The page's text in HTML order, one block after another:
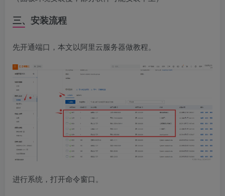
三、安装流程
先开通端口，本文以阿里云服务器做教程。
进行系统，打开命令窗口。